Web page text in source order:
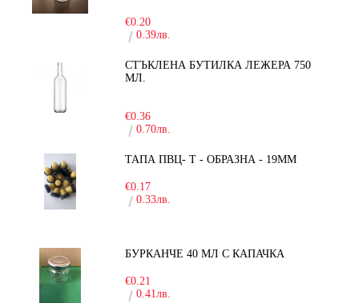
€0.20
0.39лв.
СТЪКЛЕНА БУТИЛКА ЛЕЖЕРА 750
МЛ.
€0.36
0.70лв.
ТАПА ПВЦ- Т - ОБРАЗНА - 19ММ
€0.17
0.33лв.
БУРКАНЧЕ 40 МЛ С КАПАЧКА
€0.21
0.41лв.